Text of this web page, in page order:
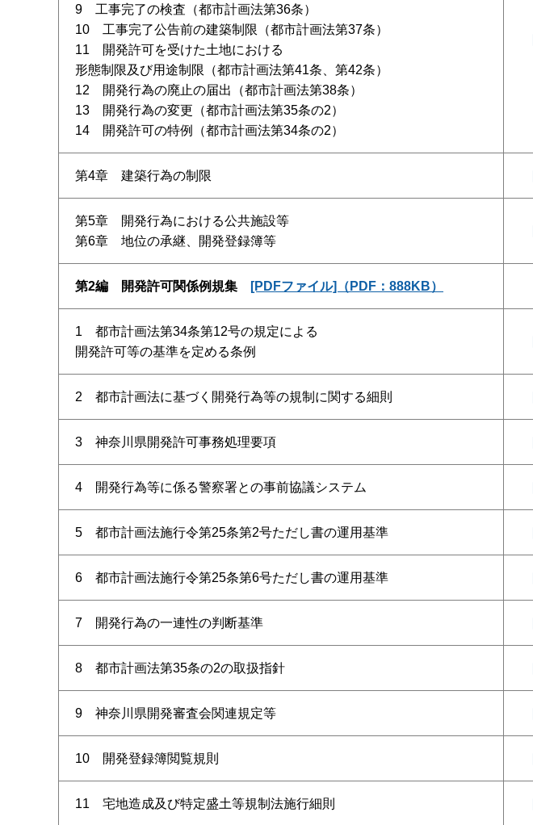
9 工事完了の検査（都市計画法第36条）
10 工事完了公告前の建築制限（都市計画法第37条）
11 開発許可を受けた土地における
形態制限及び用途制限（都市計画法第41条、第42条）
12 開発行為の廃止の届出（都市計画法第38条）
13 開発行為の変更（都市計画法第35条の2）
14 開発許可の特例（都市計画法第34条の2）
第4章 建築行為の制限
第5章 開発行為における公共施設等
第6章 地位の承継、開発登録簿等
第2編 開発許可関係例規集 [PDFファイル]（PDF：888KB）
1 都市計画法第34条第12号の規定による
開発許可等の基準を定める条例
2 都市計画法に基づく開発行為等の規制に関する細則
3 神奈川県開発許可事務処理要項
4 開発行為等に係る警察署との事前協議システム
5 都市計画法施行令第25条第2号ただし書の運用基準
6 都市計画法施行令第25条第6号ただし書の運用基準
7 開発行為の一連性の判断基準
8 都市計画法第35条の2の取扱指針
9 神奈川県開発審査会関連規定等
10 開発登録簿閲覧規則
11 宅地造成及び特定盛土等規制法施行細則